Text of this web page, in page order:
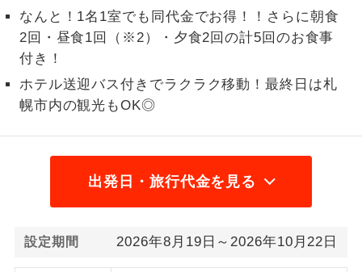
なんと！1名1室でも同代金でお得！！さらに朝食
2回・昼食1回（※2）・夕食2回の計5回のお食事
付き！
ホテル送迎バス付きでラクラク移動！最終日は札
幌市内の観光もOK◎
出発日・旅行代金を見る
設定期間 2026年8月19日～2026年10月22日
お部屋食
お部屋にてゆっくりとお召し上がりいた
だけます。
トラベルイヤ
ホン
周りの音を気にせず、ガイドさんの説明
をじっくり聞くことができます。
1名様催行
1名様から出発可能な個人型プランで
2名様催行
2名様から出発可能な個人型プランで
おひとり様参
加限定
おひとり様限定でご参加いただけるコー